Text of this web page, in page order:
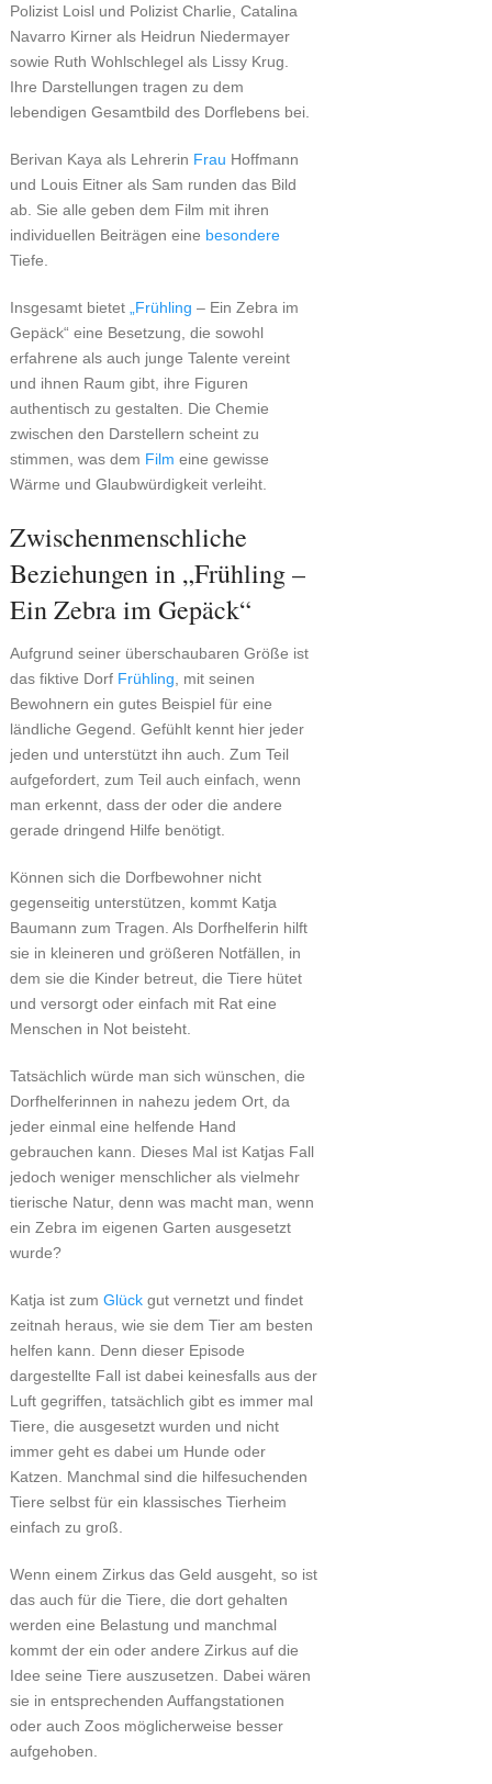
Polizist Loisl und Polizist Charlie, Catalina
Navarro Kirner als Heidrun Niedermayer
sowie Ruth Wohlschlegel als Lissy Krug.
Ihre Darstellungen tragen zu dem
lebendigen Gesamtbild des Dorflebens bei.
Berivan Kaya als Lehrerin Frau Hoffmann
und Louis Eitner als Sam runden das Bild
ab. Sie alle geben dem Film mit ihren
individuellen Beiträgen eine besondere
Tiefe.
Insgesamt bietet „Frühling – Ein Zebra im
Gepäck“ eine Besetzung, die sowohl
erfahrene als auch junge Talente vereint
und ihnen Raum gibt, ihre Figuren
authentisch zu gestalten. Die Chemie
zwischen den Darstellern scheint zu
stimmen, was dem Film eine gewisse
Wärme und Glaubwürdigkeit verleiht.
Zwischenmenschliche
Beziehungen in „Frühling –
Ein Zebra im Gepäck“
Aufgrund seiner überschaubaren Größe ist
das fiktive Dorf Frühling, mit seinen
Bewohnern ein gutes Beispiel für eine
ländliche Gegend. Gefühlt kennt hier jeder
jeden und unterstützt ihn auch. Zum Teil
aufgefordert, zum Teil auch einfach, wenn
man erkennt, dass der oder die andere
gerade dringend Hilfe benötigt.
Können sich die Dorfbewohner nicht
gegenseitig unterstützen, kommt Katja
Baumann zum Tragen. Als Dorfhelferin hilft
sie in kleineren und größeren Notfällen, in
dem sie die Kinder betreut, die Tiere hütet
und versorgt oder einfach mit Rat eine
Menschen in Not beisteht.
Tatsächlich würde man sich wünschen, die
Dorfhelferinnen in nahezu jedem Ort, da
jeder einmal eine helfende Hand
gebrauchen kann. Dieses Mal ist Katjas Fall
jedoch weniger menschlicher als vielmehr
tierische Natur, denn was macht man, wenn
ein Zebra im eigenen Garten ausgesetzt
wurde?
Katja ist zum Glückgut vernetzt und findet
zeitnah heraus, wie sie dem Tier am besten
helfen kann. Denn dieser Episode
dargestellte Fall ist dabei keinesfalls aus der
Luft gegriffen, tatsächlich gibt es immer mal
Tiere, die ausgesetzt wurden und nicht
immer geht es dabei um Hunde oder
Katzen. Manchmal sind die hilfesuchenden
Tiere selbst für ein klassisches Tierheim
einfach zu groß.
Wenn einem Zirkus das Geld ausgeht, so ist
das auch für die Tiere, die dort gehalten
werden eine Belastung und manchmal
kommt der ein oder andere Zirkus auf die
Idee seine Tiere auszusetzen. Dabei wären
sie in entsprechenden Auffangstationen
oder auch Zoos möglicherweise besser
aufgehoben.